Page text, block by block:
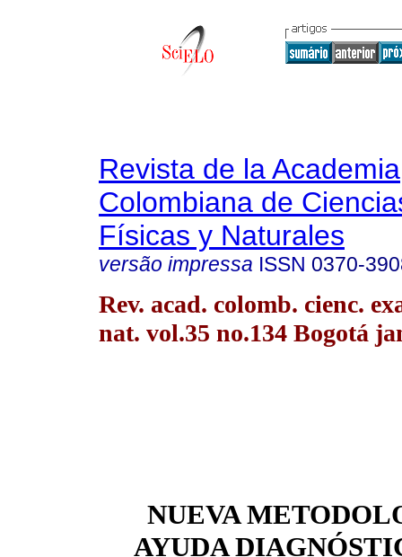
Revista de la Academia
Colombiana de
Físicas y Naturales
versão impressa ISSN 0370-
Rev. acad. colomb. cienc.
nat. vol.35 no.134 Bogotá
NUEVA
AYUDA